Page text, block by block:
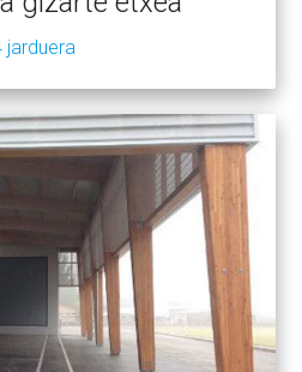
jarduera